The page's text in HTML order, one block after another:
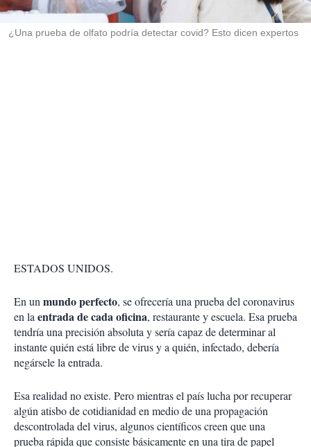
¿Una prueba de olfato podría detectar covid? Esto dicen expertos
ESTADOS UNIDOS.
En unmundo perfecto, se ofrecería una prueba del coronavirus
en laentrada de cada oficina, restaurante y escuela. Esa prueba
tendría una precisión absoluta y sería capaz de determinar al
instante quién está libre de virus y a quién, infectado, debería
negársele la entrada.
Esa realidad no existe. Pero mientras el país lucha por recuperar
algún atisbo de cotidianidad en medio de una propagación
descontrolada del virus, algunos científicos creen que una
prueba rápida que consiste básicamente en una tira de papel